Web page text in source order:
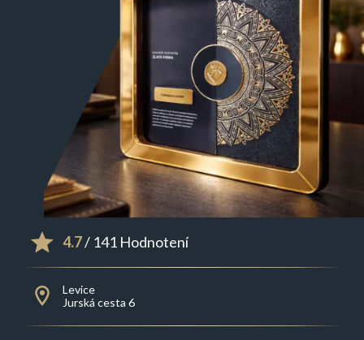
4.7/ 141 Hodnotení
Levice
Jurská cesta 6